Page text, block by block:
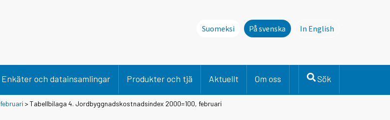
Suomeksi På svenska
In English
Enkäter och datainsamlingar Produkter och tjä Aktuellt Om oss Sök
februari > Tabellbilaga 4. Jordbyggnadskostnadsindex 2000=100, februari